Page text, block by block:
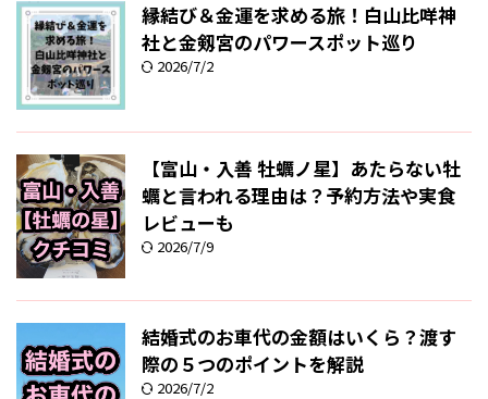
縁結び＆金運を求める旅！白山比咩神
社と金剱宮のパワースポット巡り
2026/7/2
【富山・入善 牡蠣ノ星】あたらない牡
蠣と言われる理由は？予約方法や実食
レビューも
2026/7/9
結婚式のお車代の金額はいくら？渡す
際の５つのポイントを解説
2026/7/2